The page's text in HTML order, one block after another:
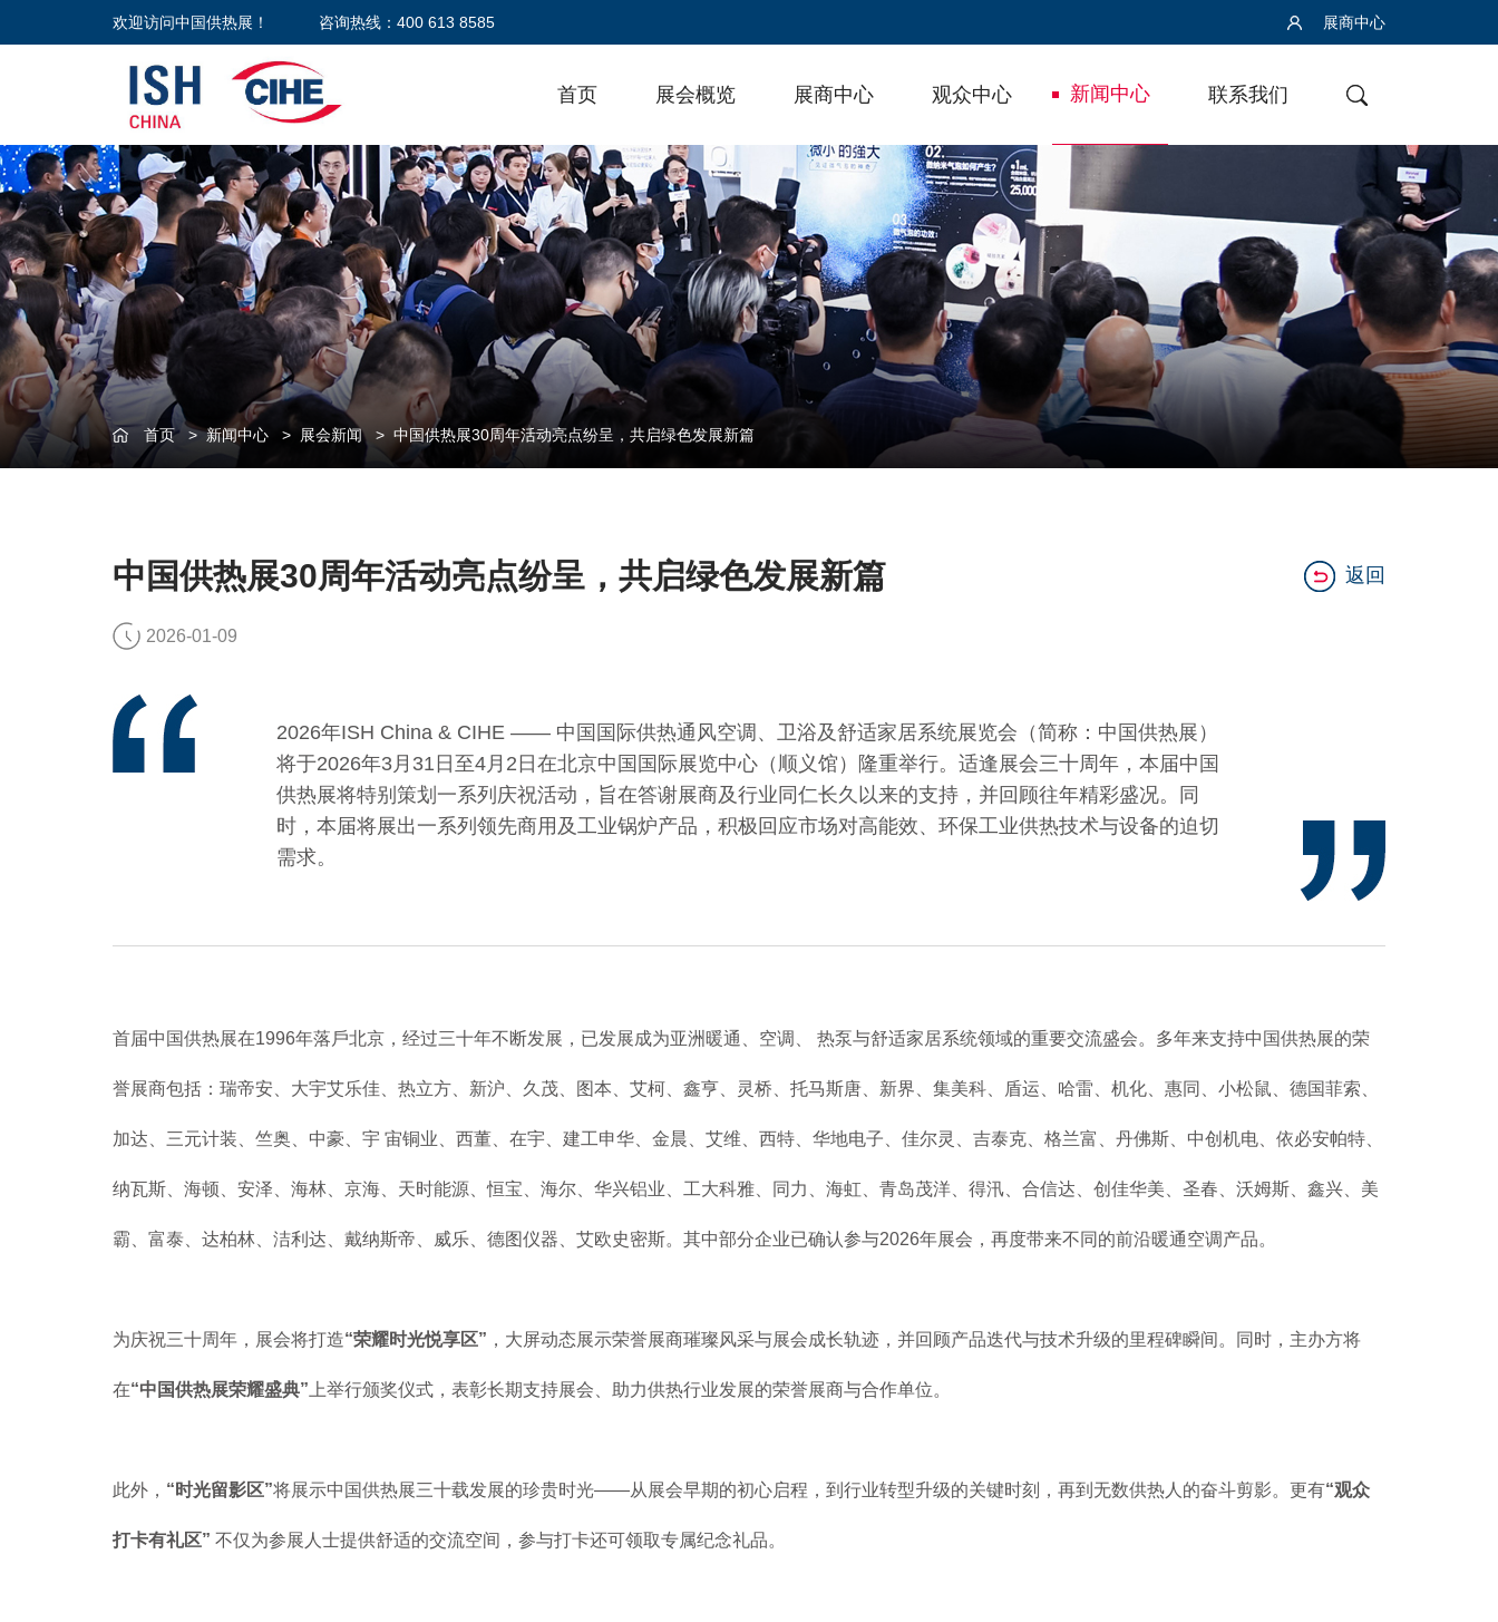
欢迎访问中国供热展！ 咨询热线：400 613 8585 展商中心
首页 展会概览 展商中心 观众中心 新闻中心 联系我们
首页>新闻中心> 展会新闻> 中国供热展30周年活动亮点纷呈，共启绿色发展新篇
中国供热展30周年活动亮点纷呈，共启绿色发展新篇 返回
2026-01-09
2026年ISH China & CIHE —— 中国国际供热通风空调、卫浴及舒适家居系统展览会（简称：中国供热展）
将于2026年3月31日至4月2日在北京中国国际展览中心（顺义馆）隆重举行。适逢展会三十周年，本届中国
供热展将特别策划一系列庆祝活动，旨在答谢展商及行业同仁长久以来的支持，并回顾往年精彩盛况。同
时，本届将展出一系列领先商用及工业锅炉产品，积极回应市场对高能效、环保工业供热技术与设备的迫切
需求。
首届中国供热展在1996年落戶北京，经过三十年不断发展，已发展成为亚洲暖通、空调、 热泵与舒适家居系统领域的重要交流盛会。多年来支持中国供热展的荣
誉展商包括：瑞帝安、大宇艾乐佳、热立方、新沪、久茂、图本、艾柯、鑫亨、灵桥、托马斯唐、新界、集美科、盾运、哈雷、机化、惠同、小松鼠、德国菲索、
加达、三元计装、竺奥、中豪、宇 宙铜业、西董、在宇、建工申华、金晨、艾维、西特、华地电子、佳尔灵、吉泰克、格兰富、丹佛斯、中创机电、依必安帕特、
纳瓦斯、海顿、安泽、海林、京海、天时能源、恒宝、海尔、华兴铝业、工大科雅、同力、海虹、青岛茂洋、得汛、合信达、创佳华美、圣春、沃姆斯、鑫兴、美
霸、富泰、达柏林、洁利达、戴纳斯帝、威乐、德图仪器、艾欧史密斯。其中部分企业已确认参与2026年展会，再度带来不同的前沿暖通空调产品。
为庆祝三十周年，展会将打造“荣耀时光悦享区” ，大屏动态展示荣誉展商璀璨风采与展会成长轨迹，并回顾产品迭代与技术升级的里程碑瞬间。同时，主办方将
在“中国供热展荣耀盛典” 上举行颁奖仪式，表彰长期支持展会、助力供热行业发展的荣誉展商与合作单位。
此外， “时光留影区”将展示中国供热展三十载发展的珍贵时光——从展会早期的初心启程，到行业转型升级的关键时刻，再到无数供热人的奋斗剪影。更有“观众
打卡有礼区” 不仅为参展人士提供舒适的交流空间，参与打卡还可领取专属纪念礼品。